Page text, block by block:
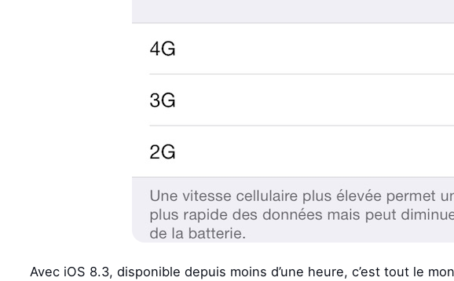
Avec iOS 8.3, disponible depuis moins d’une heure, c’est tout le